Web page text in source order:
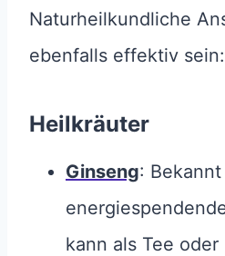
Naturheilkundliche
ebenfalls effektiv sein:
Heilkräuter
Ginseng:
kann als Tee